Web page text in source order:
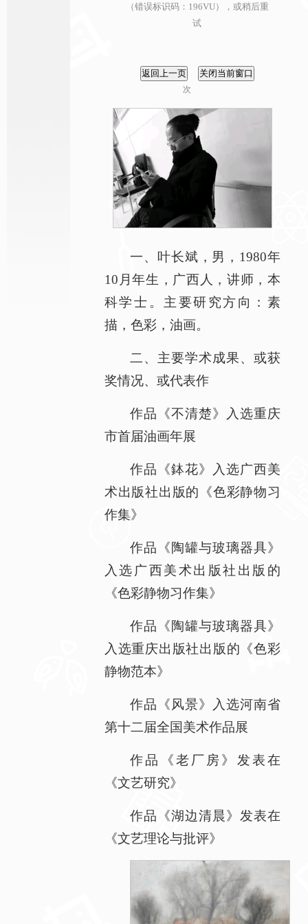
（错误标识码：196VU），或稍后重
试
次
一、叶长斌，男，1980年
10月年生，广西人，讲师，本
科学士。主要研究方向：素
描，色彩，油画。
二、主要学术成果、或获
奖情况、或代表作
作品《不清楚》入选重庆
市首届油画年展
作品《鉢花》入选广西美
术出版社出版的《色彩静物习
作集》
作品《陶罐与玻璃器具》
入选广西美术出版社出版的
《色彩静物习作集》
作品《陶罐与玻璃器具》
入选重庆出版社出版的《色彩
静物范本》
作品《风景》入选河南省
第十二届全国美术作品展
作品《老厂房》发表在
《文艺研究》
作品《湖边清晨》发表在
《文艺理论与批评》